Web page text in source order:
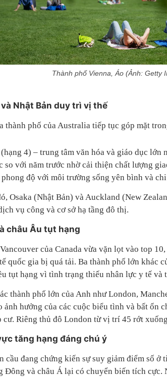
Thành phố Vienna, Áo (Ảnh: Getty
Nhật Bản duy trì vị thế
thành phố của Australia tiếp tục góp mặt
4) – trung tâm văn hóa và giáo dục lớn
so với năm trước nhờ cải thiện chất lượng
độ với môi trường sống yên bình và
Osaka (Nhật Bản) và Auckland (New
vụ công và cơ sở hạ tầng đô thị.
châu Âu tụt hạng
của Canada vừa vặn lọt vào top
quốc gia bị quá tải. Ba thành phố lớn khác
tụt hạng vì tình trạng thiếu nhân lực y tế và
thành phố lớn của Anh như London,
ảnh hưởng của các cuộc biểu tình và bất ổn
cư. Riêng thủ đô London từ vị trí 45 rớt
tăng hạng đáng chú ý
cầu đang chứng kiến sự suy giảm điểm số ở
Đông và châu Á lại có chuyển biến tích cực.